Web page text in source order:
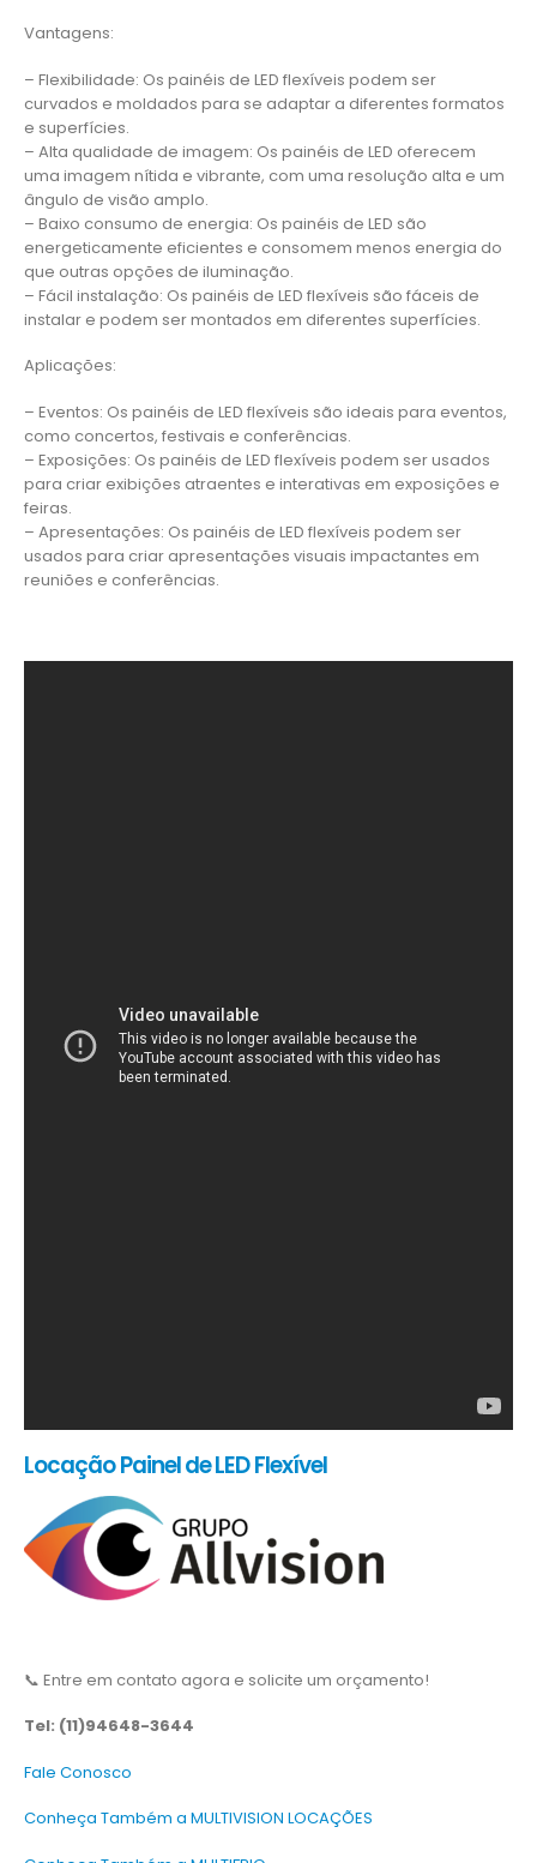
Vantagens:
– Flexibilidade: Os painéis de LED flexíveis podem ser
curvados e moldados para se adaptar a diferentes formatos
e superfícies.
– Alta qualidade de imagem: Os painéis de LED oferecem
uma imagem nítida e vibrante, com uma resolução alta e um
ângulo de visão amplo.
– Baixo consumo de energia: Os painéis de LED são
energeticamente eficientes e consomem menos energia do
que outras opções de iluminação.
– Fácil instalação: Os painéis de LED flexíveis são fáceis de
instalar e podem ser montados em diferentes superfícies.
Aplicações:
– Eventos: Os painéis de LED flexíveis são ideais para eventos,
como concertos, festivais e conferências.
– Exposições: Os painéis de LED flexíveis podem ser usados
para criar exibições atraentes e interativas em exposições e
feiras.
– Apresentações: Os painéis de LED flexíveis podem ser
usados para criar apresentações visuais impactantes em
reuniões e conferências.
Locação Painel de LED Flexível
📞 Entre em contato agora e solicite um orçamento!
Tel: (11)94648-3644
Fale Conosco
Conheça Também a MULTIVISION LOCAÇÕES